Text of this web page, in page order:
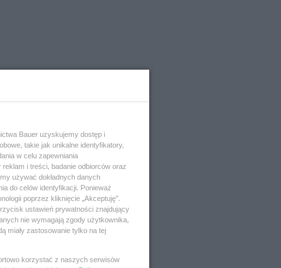
Bauer uzyskujemy dostęp i
takie jak unikalne identyfikatory,
w celu zapewniania
i treści, badanie odbiorców oraz
używać dokładnych danych
do celów identyfikacji. Ponieważ
poprzez kliknięcie „Akceptuję”.
ustawień prywatności znajdujący
nie wymagają zgody użytkownika,
miały zastosowanie tylko na tej
korzystać z naszych serwisów